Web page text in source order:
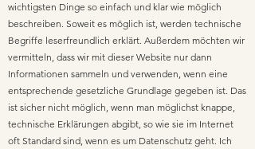
wichtigsten Dinge so einfach und klar wie möglich
beschreiben. Soweit es möglich ist, werden technische
Begriffe leserfreundlich erklärt. Außerdem möchten wir
vermitteln, dass wir mit dieser Website nur dann
Informationen sammeln und verwenden, wenn eine
entsprechende gesetzliche Grundlage gegeben ist. Das
ist sicher nicht möglich, wenn man möglichst knappe,
technische Erklärungen abgibt, so wie sie im Internet
oft Standard sind, wenn es um Datenschutz geht. Ich